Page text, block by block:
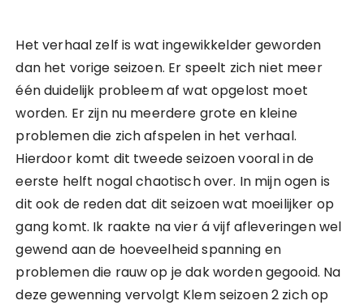
Het verhaal zelf is wat ingewikkelder geworden
dan het vorige seizoen. Er speelt zich niet meer
één duidelijk probleem af wat opgelost moet
worden. Er zijn nu meerdere grote en kleine
problemen die zich afspelen in het verhaal.
Hierdoor komt dit tweede seizoen vooral in de
eerste helft nogal chaotisch over. In mijn ogen is
dit ook de reden dat dit seizoen wat moeilijker op
gang komt. Ik raakte na vier á vijf afleveringen wel
gewend aan de hoeveelheid spanning en
problemen die rauw op je dak worden gegooid. Na
deze gewenning vervolgt Klem seizoen 2 zich op